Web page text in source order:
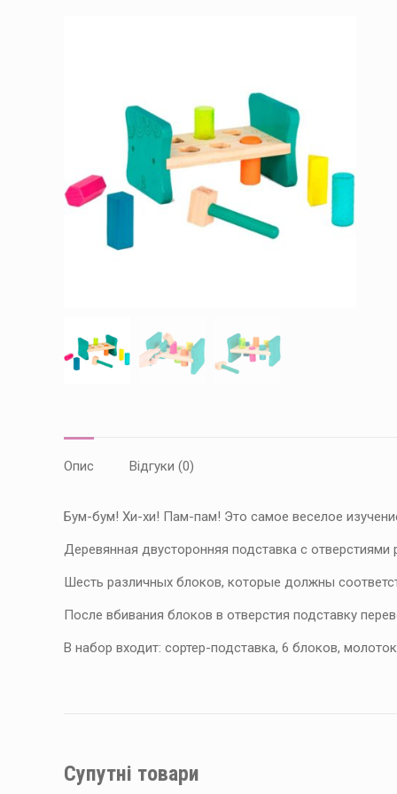
Опис Відгуки (0)
Бум-бум! Хи-хи! Пам-пам! Это самое веселое
Деревянная двусторонняя подставка с
Шесть различных блоков, которые должны
После вбивания блоков в отверстия подставку
В набор входит: cортер-подставка, 6 блоков,
Супутні товари